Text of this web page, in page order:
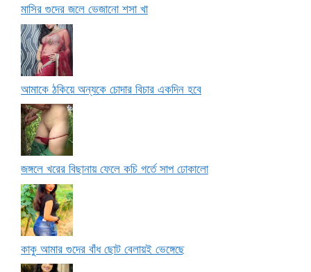
মাসির গুদের জলে ভেজানো শসা খা
আমাকে ঠকিয়ে অন্যকে চোদার বিচার একদিন হবে
জঙ্গলে খরের বিছানায় ফেলে কচি গর্তে সাপ ঢোকালো
কাকু আমার গুদের বাঁধ ছোট বেলায়ই ভেঙ্গেছে